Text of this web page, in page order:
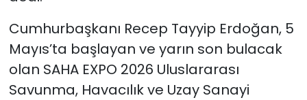
Cumhurbaşkanı Recep Tayyip Erdoğan, 5
Mayıs’ta başlayan ve yarın son bulacak
olan SAHA EXPO 2026 Uluslararası
Savunma, Havacılık ve Uzay Sanayi